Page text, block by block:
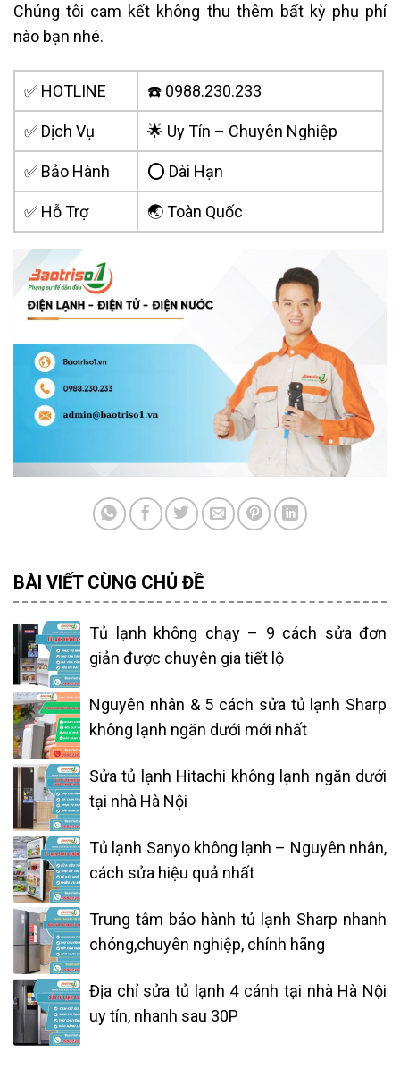
Chúng tôi cam kết không thu thêm bất kỳ phụ phí
nào bạn nhé.
✅ HOTLINE ☎️ 0988.230.233
✅ Dịch Vụ 🌟 Uy Tín – Chuyên Nghiệp
✅ Bảo Hành ⭕ Dài Hạn
✅ Hỗ Trợ 🌏 Toàn Quốc
BÀI VIẾT CÙNG CHỦ ĐỀ
Tủ lạnh không chạy – 9 cách sửa đơn
giản được chuyên gia tiết lộ
Nguyên nhân & 5 cách sửa tủ lạnh Sharp
không lạnh ngăn dưới mới nhất
Sửa tủ lạnh Hitachi không lạnh ngăn dưới
tại nhà Hà Nội
Tủ lạnh Sanyo không lạnh – Nguyên nhân,
cách sửa hiệu quả nhất
Trung tâm bảo hành tủ lạnh Sharp nhanh
chóng,chuyên nghiệp, chính hãng
Địa chỉ sửa tủ lạnh 4 cánh tại nhà Hà Nội
uy tín, nhanh sau 30P